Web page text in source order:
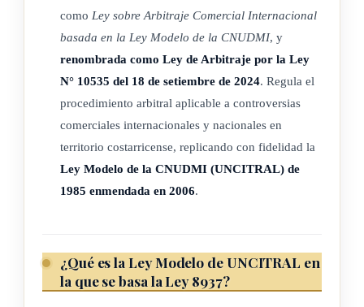
para armonizar la normativa del Arbitraje Costarricense, N°
10535 del 18 de setiembre de 2024)
territorio de Costa Rica.
(Así reformado el inciso anterior por el artículo 2° de la Ley
para armonizar la normativa del Arbitraje Costarricense, N°
3) Un arbitraje es internacional si:
a) las partes en un acuerdo de arbitraje tienen, al momento
como Ley sobre Arbitraje Comercial Internacional
basada en la Ley Modelo de la CNUDMI, y
renombrada como Ley de Arbitraje por la Ley
N° 10535 del 18 de setiembre de 2024. Regula el
procedimiento arbitral aplicable a controversias
comerciales internacionales y nacionales en
territorio costarricense, replicando con fidelidad la
Ley Modelo de la CNUDMI (UNCITRAL) de
1985 enmendada en 2006.
¿Qué es la Ley Modelo de UNCITRAL en
la que se basa la Ley 8937?